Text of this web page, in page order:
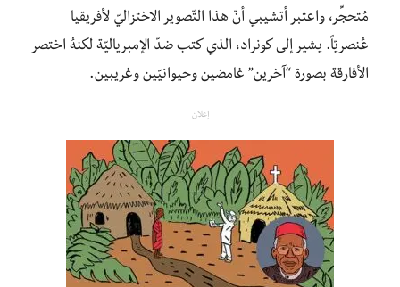
مُتحجِّر، واعتبر أتشيبي أنّ هذا التّصوير الاختزاليّ لأفريقيا
عُنصريّاً. يشير إلى كونراد، الذي كتب ضدّ الإمبرياليّة لكنهُ اختصر
الأفارقة بصورة “آخرين” غامضين وحيوانيّين وغريبين.
إعلان